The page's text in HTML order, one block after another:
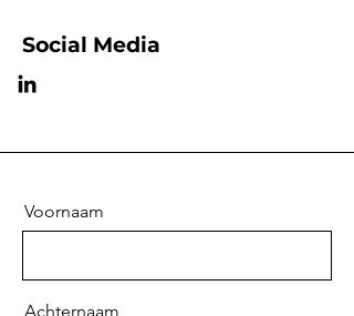
Social Media
Voornaam
Achternaam